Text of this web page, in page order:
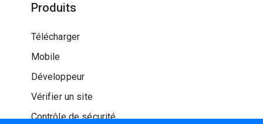
Produits
Télécharger
Mobile
Développeur
Vérifier un site
Contrôle de sécurité